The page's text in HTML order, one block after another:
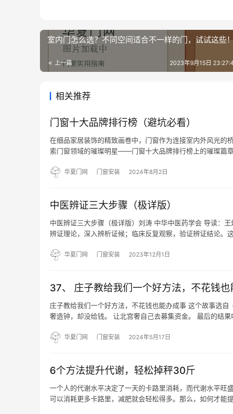
室内门怎么选？不同空间适合不一样的门，试试这些
上一篇 2023年9月15日
相关推荐
门窗十大品牌排行榜（避坑必看）
在细品家居装饰的精致画卷中，门窗作为连接室内外风光的
索门窗领域的璀璨明星——门窗十大品牌排行榜上的璀璨篇
的深刻理…
华夏门网 门窗安装 2024年8月2日
中医辨证三大步骤（极详版）
中医辨证三大步骤（极详版）刘涛 中华中医药学会 导读：
辨证理论，深入辨析证候；临床反复观察，验证辨证结论。
循序…华夏门网 门窗安装 2023年12月1日
37、 庄子教给我们一个好方法，不花钱也
庄子教给我们一个好方法，不花钱也能办成事 这个故事选
奢造钟，却没给钱。 让北宫奢自己去募集资金。 最后的结
华夏门网 门窗安装 2024年5月17日
6个方法提升代谢，轻松掉秤30斤
一个人的代谢水平决定了一天的卡路里消耗，而代谢水平旺
可以消耗更多卡路里，减肥就会轻松得多。那么，如何才